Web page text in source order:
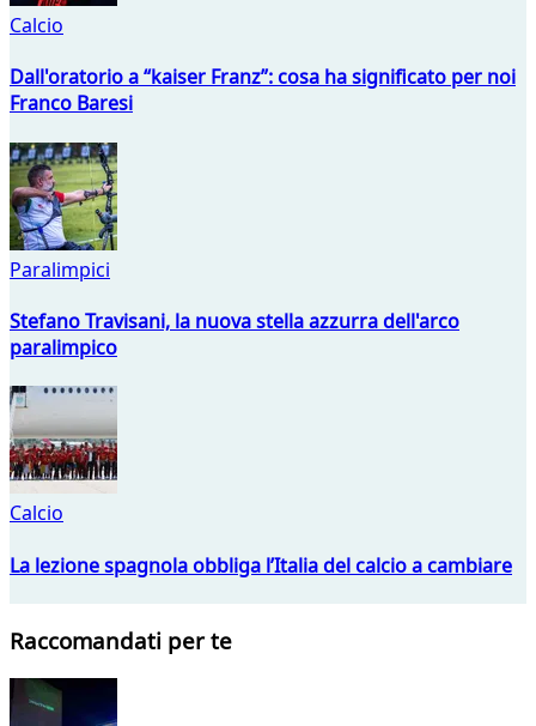
Calcio
Dall'oratorio a “kaiser Franz”: cosa ha significato per noi
Franco Baresi
Paralimpici
Stefano Travisani, la nuova stella azzurra dell'arco
paralimpico
Calcio
La lezione spagnola obbliga l’Italia del calcio a cambiare
Raccomandati per te